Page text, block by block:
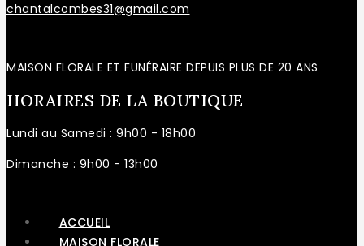
chantalcombes31@gmail.com
MAISON FLORALE ET FUNÉRAIRE DEPUIS PLUS DE 20 ANS
HORAIRES DE LA BOUTIQUE
Lundi au Samedi : 9h00 - 18h00
Dimanche : 9h00 - 13h00
ACCUEIL
MAISON FLORALE